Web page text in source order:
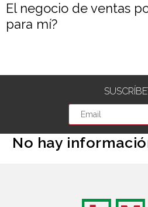
El negocio de ventas
para mí?
No hay